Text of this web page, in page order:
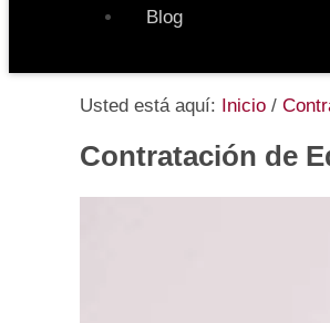
Blog
Usted está aquí: Inicio /
Contratación de